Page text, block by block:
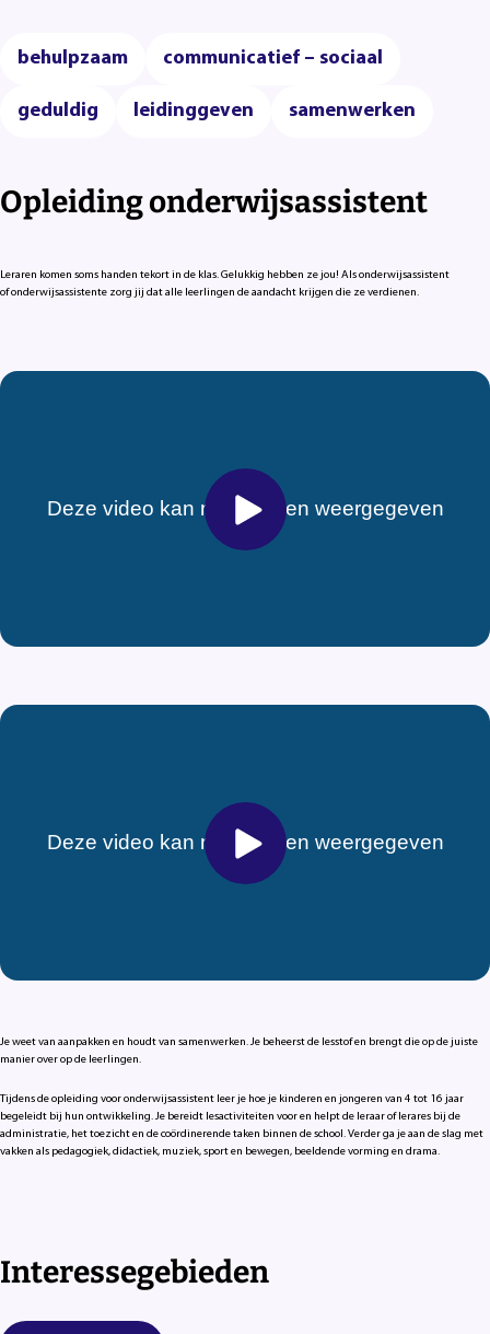
behulpzaam communicatief – sociaal
geduldig leidinggeven samenwerken
Opleiding onderwijsassistent
Leraren komen soms handen tekort in de klas. Gelukkig hebben ze jou! Als onderwijsassistent
of onderwijsassistente zorg jij dat alle leerlingen de aandacht krijgen die ze verdienen.
Je weet van aanpakken en houdt van samenwerken. Je beheerst de lesstof en brengt die op de juiste
manier over op de leerlingen.
Tijdens de opleiding voor onderwijsassistent leer je hoe je kinderen en jongeren van 4 tot 16 jaar
begeleidt bij hun ontwikkeling. Je bereidt lesactiviteiten voor en helpt de leraar of lerares bij de
administratie, het toezicht en de coördinerende taken binnen de school. Verder ga je aan de slag met
vakken als pedagogiek, didactiek, muziek, sport en bewegen, beeldende vorming en drama.
Interessegebieden